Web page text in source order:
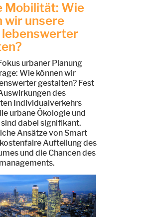
Mobilität: Wie
wir unsere
urbaner Planung
Wie können wir
gestalten? Fest
des
Individualverkehrs
urbane Ökologie und
dabei signifikant.
Ansätze von Smart
Aufteilung des
und die Chancen des